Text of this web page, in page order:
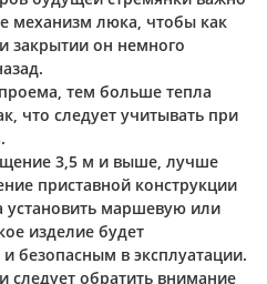
механизм люка, чтобы как
закрытии он немного
тем больше тепла
что следует учитывать при
3,5 м и выше, лучше
приставной конструкции
установить маршевую или
изделие будет
безопасным в эксплуатации.
следует обратить внимание